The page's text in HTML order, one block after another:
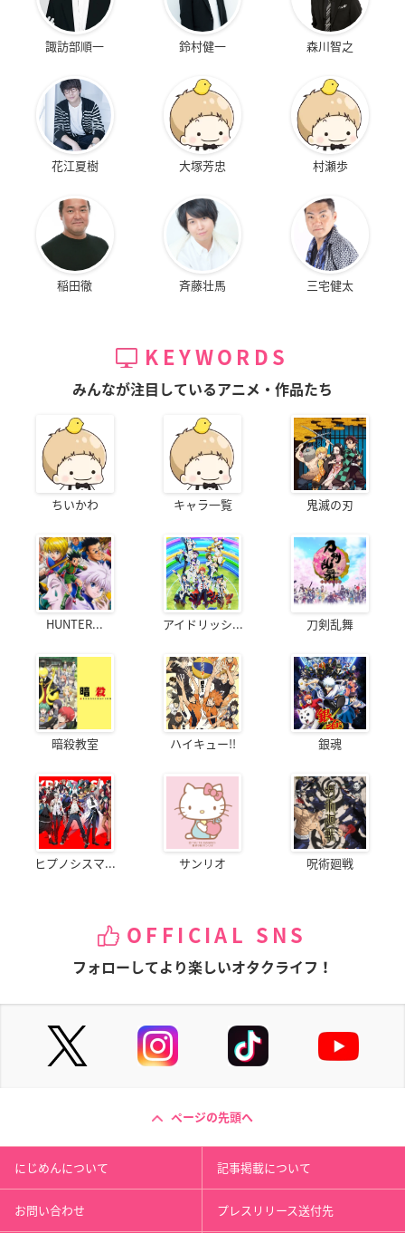
諏訪部順一 鈴村健一 森川智之
花江夏樹 大塚芳忠 村瀬歩
稲田徹 斉藤壮馬 三宅健太
KEYWORDS
みんなが注目しているアニメ・作品たち
ちいかわ キャラ一覧 鬼滅の刃
HUNTER... アイドリッシ... 刀剣乱舞
暗殺教室 ハイキュー!! 銀魂
ヒプノシスマ... サンリオ 呪術廻戦
OFFICIAL SNS
フォローしてより楽しいオタクライフ！
ページの先頭へ
にじめんについて 記事掲載について
お問い合わせ プレスリリース送付先